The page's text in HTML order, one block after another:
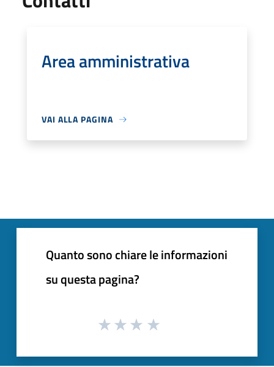
Area amministrativa
VAI ALLA PAGINA
Quanto sono chiare le informazioni
su questa pagina?